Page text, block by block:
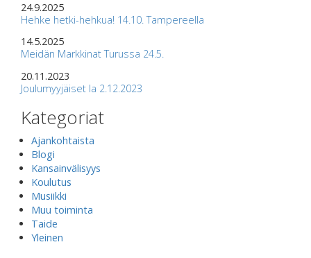
24.9.2025
Hehke hetki-hehkua! 14.10. Tampereella
14.5.2025
Meidän Markkinat Turussa 24.5.
20.11.2023
Joulumyyjäiset la 2.12.2023
Kategoriat
Ajankohtaista
Blogi
Kansainvälisyys
Koulutus
Musiikki
Muu toiminta
Taide
Yleinen